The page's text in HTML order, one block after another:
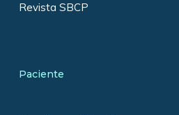
Revista SBCP
Paciente